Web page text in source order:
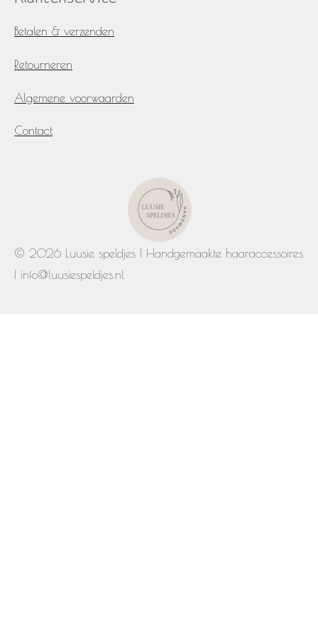
Betalen & verzenden
Retourneren
Algemene voorwaarden
Contact
© 2026 Luusie speldjes | Handgemaakte haaraccessoires
| info@luusiespeldjes.nl